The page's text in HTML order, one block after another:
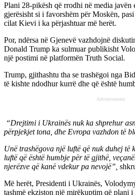
Plani 28-pikësh që rrodhi në media javën
gjerësisht si i favorshëm për Moskën,
cilat Kievi i ka përjashtuar më herët.
Por, ndërsa në Gjenevë vazhdojnë
Donald Trump ka sulmuar publikisht
një postimi në platformën Truth Social.
Trump, gjithashtu tha se trashëgoi nga
të kishte ndodhur kurrë dhe që është
Advertisement
“Drejtimi i Ukrainës nuk ka shprehur
përpjekjet tona, dhe Evropa vazhdon të
Unë trashëgova një luftë që nuk duhej të
luftë që është humbje për të gjithë,
njerëzve që kanë vdekur pa nevojë”,
Më herët, Presidenti i Ukrainës,
tashmë ekziston një mirëkuptim që plani i